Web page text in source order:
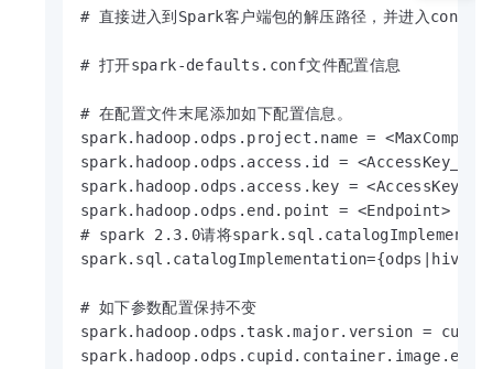
# 直接进入到Spark客户端包的解压路径，并进入conf文
# 打开spark-defaults.conf文件配置信息
# 在配置文件末尾添加如下配置信息。
spark.hadoop.odps.project.name =
spark.hadoop.odps.access.id = <AccessKey_id>
spark.hadoop.odps.access.key =
spark.hadoop.odps.end.point = <Endpoint>   #
# spark 2.3.0请将
spark.sql.catalogImplementation={odps|hive}
# 如下参数配置保持不变
spark.hadoop.odps.task.major.version =